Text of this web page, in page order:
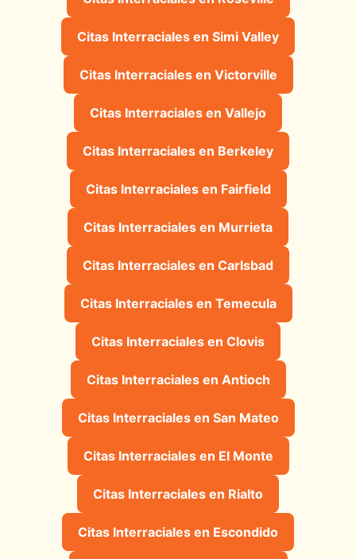
Citas Interraciales en Simi Valley
Citas Interraciales en Victorville
Citas Interraciales en Vallejo
Citas Interraciales en Berkeley
Citas Interraciales en Fairfield
Citas Interraciales en Murrieta
Citas Interraciales en Carlsbad
Citas Interraciales en Temecula
Citas Interraciales en Clovis
Citas Interraciales en Antioch
Citas Interraciales en San Mateo
Citas Interraciales en El Monte
Citas Interraciales en Rialto
Citas Interraciales en Escondido